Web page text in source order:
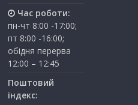
Час роботи:
пн-чт 8:00 -17:00;
пт 8:00 -16:00;
обідня перерва
12:00 – 12:45
Поштовий
індекс: